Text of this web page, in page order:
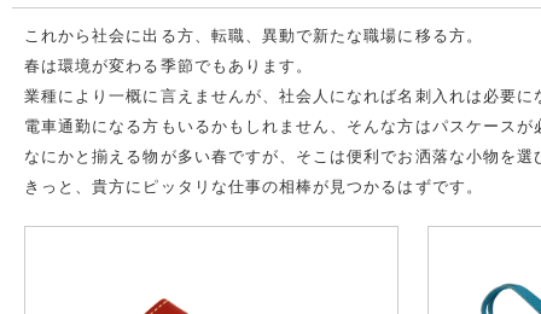
これから社会に出る方、転職、異動で新たな職場に移る方。
春は環境が変わる季節でもあります。
業種により一概に言えませんが、社会人になれば名刺入れは必要に
電車通勤になる方もいるかもしれません、そんな方はパスケースが
なにかと揃える物が多い春ですが、そこは便利でお洒落な小物を選
きっと、貴方にピッタリな仕事の相棒が見つかるはずです。